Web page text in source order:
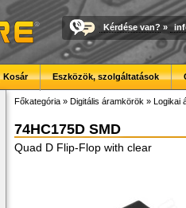
Kérdése van? »
Kosár Eszközök, szolgáltatások
Főkategória » Digitális áramkörök » Logikai
74HC175D SMD
Quad D Flip-Flop with clear